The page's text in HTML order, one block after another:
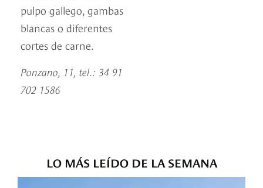
pulpo gallego, gambas
blancas o diferentes
cortes de carne.
Ponzano, 11, tel.: 34 91
702 1586
LO MÁS LEÍDO DE LA SEMANA